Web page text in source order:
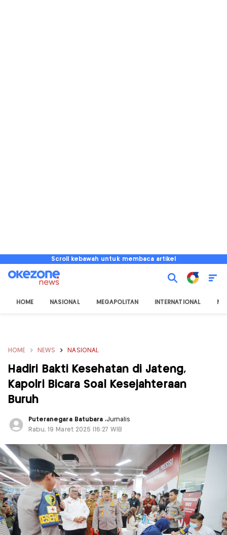
Scroll kebawah untuk membaca artikel
HOME NASIONAL MEGAPOLITAN INTERNATIONAL
HOME NEWS NASIONAL
Hadiri Bakti Kesehatan di Jateng,
Kapolri Bicara Soal Kesejahteraan
Buruh
Puteranegara Batubara,Jurnalis
Rabu, 19 Maret 2025 |16:27 WIB